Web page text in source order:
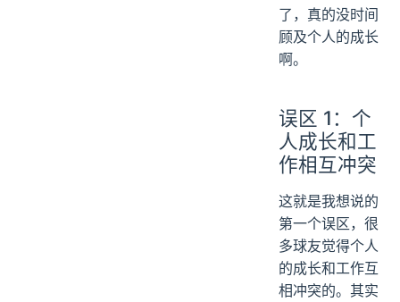
了，真的没时间
顾及个人的成长
啊。
误区 1：个
人成长和工
作相互冲突
这就是我想说的
第一个误区，很
多球友觉得个人
的成长和工作互
相冲突的。其实